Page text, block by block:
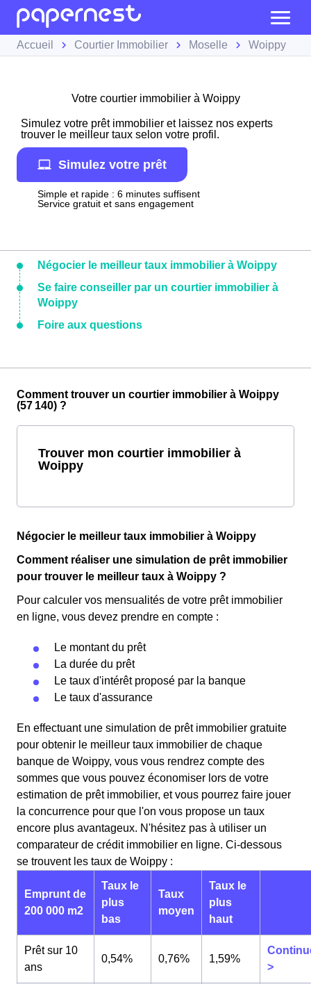
Accueil Courtier Immobilier Moselle Woippy
Votre courtier immobilier à Woippy
Simulez votre prêt immobilier et laissez nos experts
trouver le meilleur taux selon votre profil.
Simulez votre prêt
Simple et rapide : 6 minutes suffisent
Service gratuit et sans engagement
Négocier le meilleur taux immobilier à Woippy
Se faire conseiller par un courtier immobilier à
Woippy
Foire aux questions
Comment trouver un courtier immobilier à Woippy
(57 140) ?
Trouver mon courtier immobilier à
Woippy
Négocier le meilleur taux immobilier à Woippy
Comment réaliser une simulation de prêt immobilier
pour trouver le meilleur taux à Woippy ?
Pour calculer vos mensualités de votre prêt immobilier
en ligne, vous devez prendre en compte :
Le montant du prêt
La durée du prêt
Le taux d'intérêt proposé par la banque
Le taux d'assurance
En effectuant une simulation de prêt immobilier gratuite
pour obtenir le meilleur taux immobilier de chaque
banque de Woippy, vous vous rendrez compte des
sommes que vous pouvez économiser lors de votre
estimation de prêt immobilier, et vous pourrez faire jouer
la concurrence pour que l'on vous propose un taux
encore plus avantageux. N'hésitez pas à utiliser un
comparateur de crédit immobilier en ligne. Ci-dessous
se trouvent les taux de Woippy :
Emprunt de
200 000 m2
Taux le
plus
bas
Taux
moyen
Taux le
plus
haut
Prêt sur 10
ans
0,54% 0,76% 1,59%
>